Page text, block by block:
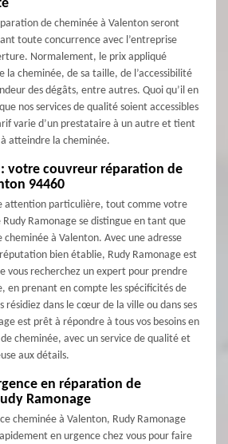
de cheminée à Valenton seront
toute concurrence avec l’entreprise
Normalement, le prix appliqué
la cheminée, de sa taille, de l’accessibilité
des dégâts, entre autres. Quoi qu’il en
nos services de qualité soient accessibles
varie d’un prestataire à un autre et tient
atteindre la cheminée.
: votre couvreur réparation de
94460
attention particulière, tout comme votre
Ramonage se distingue en tant que
à Valenton. Avec une adresse
bien établie, Rudy Ramonage est
vous recherchez un expert pour prendre
en prenant en compte les spécificités de
résidiez dans le cœur de la ville ou dans ses
est prêt à répondre à tous vos besoins en
cheminée, avec un service de qualité et
aux détails.
en réparation de
Ramonage
cheminée à Valenton, Rudy Ramonage
en urgence chez vous pour faire